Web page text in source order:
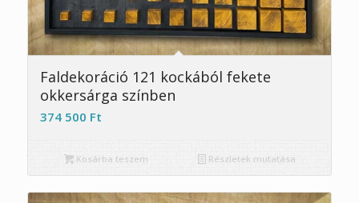
Faldekoráció 121 kockából fekete
okkersárga színben
374 500 Ft
Kosárba teszem Részletek mutatása